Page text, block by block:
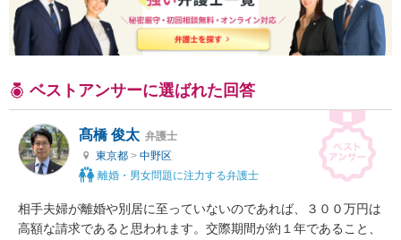
ベストアンサーに選ばれた回答
髙橋 俊太 弁護士
東京都 > 中野区
離婚・男女問題に注力する弁護士
相手夫婦が離婚や別居に至っていないのであれば、３００万円は
高額な請求であると思われます。交際期間が約１年であること、